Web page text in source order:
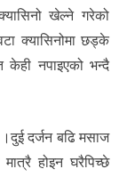
खेल्ने गरेको
क्यासिनोमा छड्के
केही नपाइएको भन्दै
दर्जन बढि मसाज
होइन घरैपिच्छे